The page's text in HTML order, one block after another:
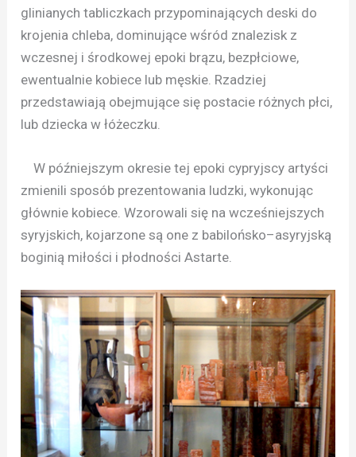
glinianych tabliczkach przypominających deski do
krojenia chleba, dominujące wśród znalezisk z
wczesnej i środkowej epoki brązu, bezpłciowe,
ewentualnie kobiece lub męskie. Rzadziej
przedstawiają obejmujące się postacie różnych płci,
lub dziecka w łóżeczku.
W późniejszym okresie tej epoki cypryjscy artyści
zmienili sposób prezentowania ludzki, wykonując
głównie kobiece. Wzorowali się na wcześniejszych
syryjskich, kojarzone są one z babilońsko–asyryjską
boginią miłości i płodności Astarte.